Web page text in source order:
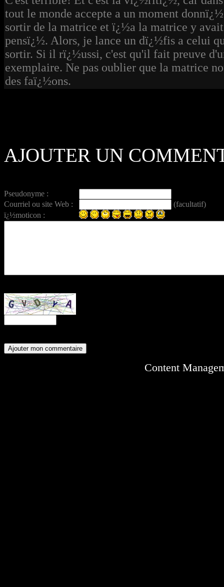
tout le monde accepte a un moment
sortir de la matrice et ï¿½a la matrice y
pensï¿½. Alors, je lance un dï¿½fis a celui
sortir. Si il rï¿½ussi, c'est qu'il fait preuve
exemplaire. Ne pas oublier que la matrice
des faï¿½ons.
AJOUTER UN
Pseudonyme :
Courriel ou site Web :
(facultatif)
ï¿½moticon :
Content